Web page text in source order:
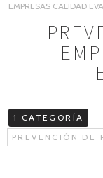
EMPRESAS CALIDAD
1 CATEGORÍA
PREVENCIÓN DE